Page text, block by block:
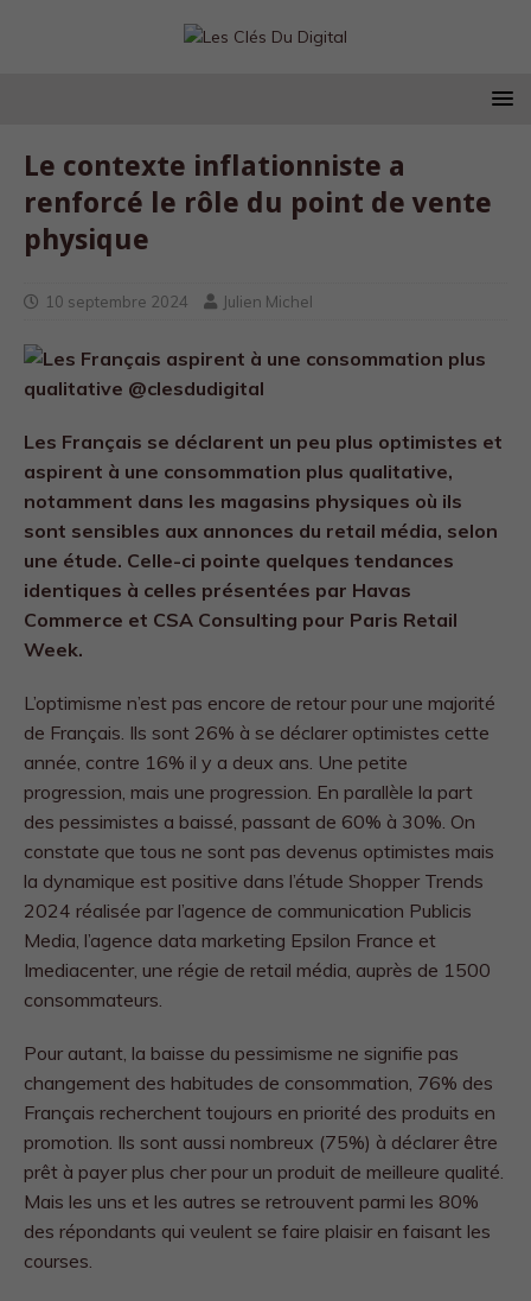
Le contexte inflationniste a
renforcé le rôle du point de vente
physique
10 septembre 2024 Julien Michel
Les Français se déclarent un peu plus optimistes et
aspirent à une consommation plus qualitative,
notamment dans les magasins physiques où ils
sont sensibles aux annonces du retail média, selon
une étude. Celle-ci pointe quelques tendances
identiques à celles présentées par Havas
Commerce et CSA Consulting pour Paris Retail
Week.
L’optimisme n’est pas encore de retour pour une majorité
de Français. Ils sont 26% à se déclarer optimistes cette
année, contre 16% il y a deux ans. Une petite
progression, mais une progression. En parallèle la part
des pessimistes a baissé, passant de 60% à 30%. On
constate que tous ne sont pas devenus optimistes mais
la dynamique est positive dans l’étude Shopper Trends
2024 réalisée par l’agence de communication Publicis
Media, l’agence data marketing Epsilon France et
Imediacenter, une régie de retail média, auprès de 1500
consommateurs.
Pour autant, la baisse du pessimisme ne signifie pas
changement des habitudes de consommation, 76% des
Français recherchent toujours en priorité des produits en
promotion. Ils sont aussi nombreux (75%) à déclarer être
prêt à payer plus cher pour un produit de meilleure qualité.
Mais les uns et les autres se retrouvent parmi les 80%
des répondants qui veulent se faire plaisir en faisant les
courses.